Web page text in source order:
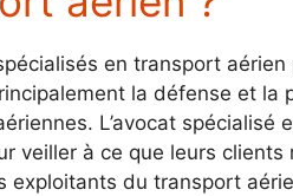
en transport
la défense et
L’avocat
veiller à ce que leurs
exploitants du transport